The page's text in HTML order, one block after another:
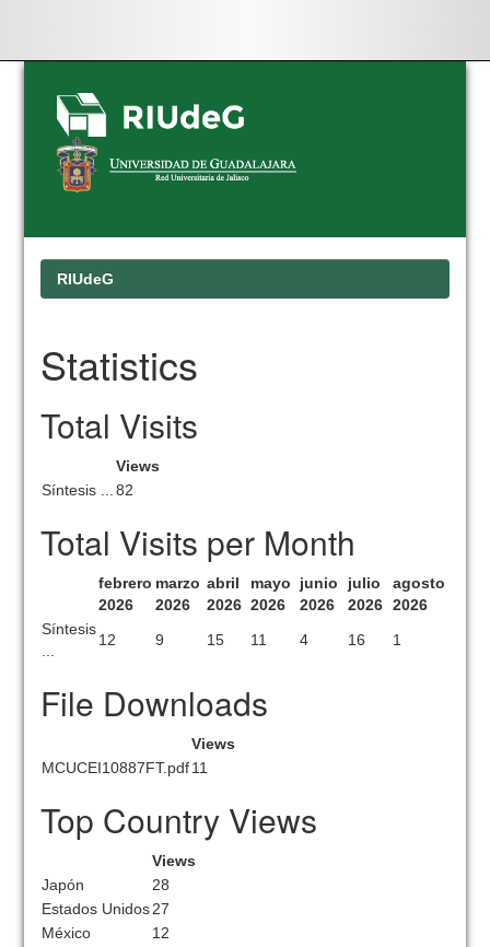
Skip
navigation
RIUdeG
Statistics
Total Visits
Views
Síntesis ...
82
Total Visits per Month
febrero
2026
marzo
2026
abril
2026
mayo
2026
junio
2026
julio
2026
agosto
2026
Síntesis
12 9 15 11 4 16 1
File Downloads
Views
MCUCEI10887FT.pdf11
Top Country Views
Views
Japón
28
Estados Unidos27
México
12